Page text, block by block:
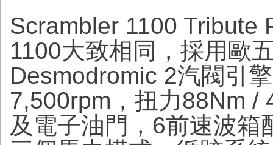
Scrambler 1100 Tribute
1100大致相同，採用歐
Desmodromic 2汽閥引
7,500rpm，扭力88Nm /
及電子油門，6前速波箱